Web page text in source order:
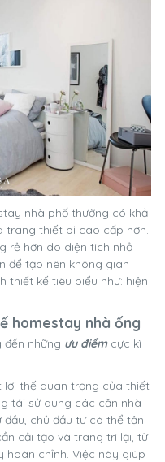
nhà phố thường có khả
trang thiết bị cao cấp hơn.
rẻ hơn do diện tích nhỏ
để tạo nên không gian
thiết kế tiêu biểu như: hiện
homestay nhà ống
đến những ưu điểmcực kì
lợi thế quan trọng của thiết
tái sử dụng các căn nhà
chủ đầu tư có thể tận
cải tạo và trang trí lại, từ
chỉnh. Việc này giúp